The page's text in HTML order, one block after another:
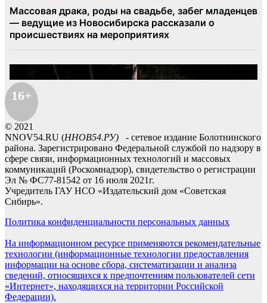
16+
© 2021
NNOV54.RU (ННОВ54.РУ) - сетевое издание Болотнинского
района. Зарегистрировано Федеральной службой по надзору в
сфере связи, информационных технологий и массовых
коммуникаций (Роскомнадзор), свидетельство о регистрации
Эл № ФС77-81542 от 16 июля 2021г.
Учредитель ГАУ НСО «Издательский дом «Советская
Сибирь».
Политика конфиденциальности персональных данных
На информационном ресурсе применяются рекомендательные
технологии (информационные технологии предоставления
информации на основе сбора, систематизации и анализа
сведений, относящихся к предпочтениям пользователей сети
«Интернет», находящихся на территории Российской
Федерации).